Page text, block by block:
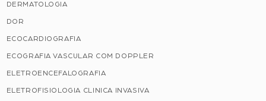
DERMATOLOGIA
DOR
ECOCARDIOGRAFIA
ECOGRAFIA VASCULAR COM DOPPLER
ELETROENCEFALOGRAFIA
ELETROFISIOLOGIA CLINICA INVASIVA